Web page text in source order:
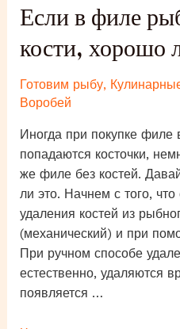
Если в филе
кости, хорошо
Готовим рыбу,
Воробей
Иногда при покупке филе
попадаются косточки,
же филе без костей.
ли это. Начнем с того, что
удаления костей из
(механический) и при
При ручном способе
естественно, удаляются
появляется …